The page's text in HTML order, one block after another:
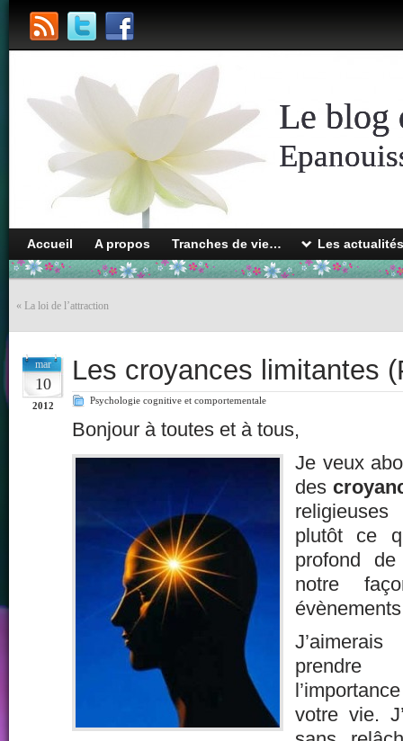
Le blog
Accueil A propos Tranches de vie… Les
« La loi de l’attraction
mar
10
2012
Les croyances limitantes
Psychologie cognitive et comportementale
Bonjour à toutes et à tous,
Je veux
des
plutôt ce
profond
notre
votre vie.